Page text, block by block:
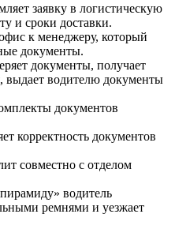
заявку в логистическую
и сроки доставки.
к менеджеру, который
документы.
документы, получает
выдает водителю документы
документов
корректность документов
совместно с отделом
водитель
ремнями и уезжает